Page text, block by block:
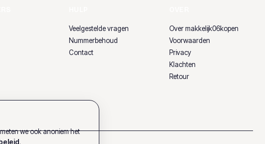
Veelgestelde vragen
Nummerbehoud
Contact
Over makkelijk06kopen
Voorwaarden
Privacy
Klachten
Retour
we ook anoniem het
.